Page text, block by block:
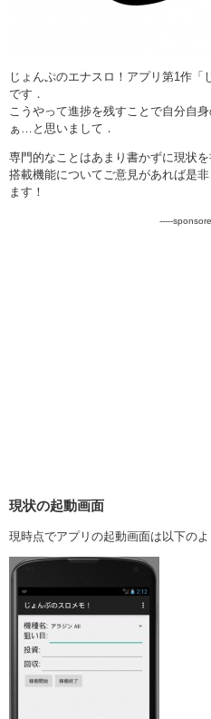
じょんぷのエナスロ！アプリ第1作
です．
こうやって進捗を残すことで自分自
ぁ…と思いまして．
専門的なことはあまり書かずに現状
搭載機能についてご意見があれば是
ます！
-----
現状の起動画面
現時点でアプリの起動画面は以下の